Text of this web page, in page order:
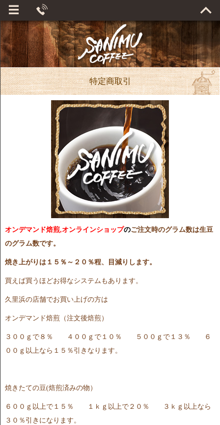
特定商取引
オンデマンド焙煎,オンラインショップのご注文時のグラム数は生豆
のグラム数です。
焼き上がりは１５％～２０％程、目減りします。
買えば買うほどお得なシステムもあります。
久里浜の店舗でお買い上げの方は
オンデマンド焙煎（注文後焙煎）
３００ｇで８％ ４００ｇで１０％ ５００ｇで１３％ ６
００ｇ以上なら１５％引きなります。
焼きたての豆(焙煎済みの物）
６００ｇ以上で１５％ １ｋｇ以上で２０％ ３ｋｇ以上なら
３０％引きになります。